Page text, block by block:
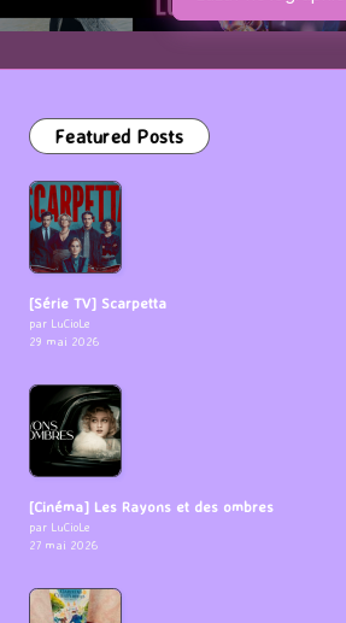
Featured Posts
[Série TV] Scarpetta
par LuCioLe
29 mai 2026
[Cinéma] Les Rayons et des ombres
par LuCioLe
27 mai 2026